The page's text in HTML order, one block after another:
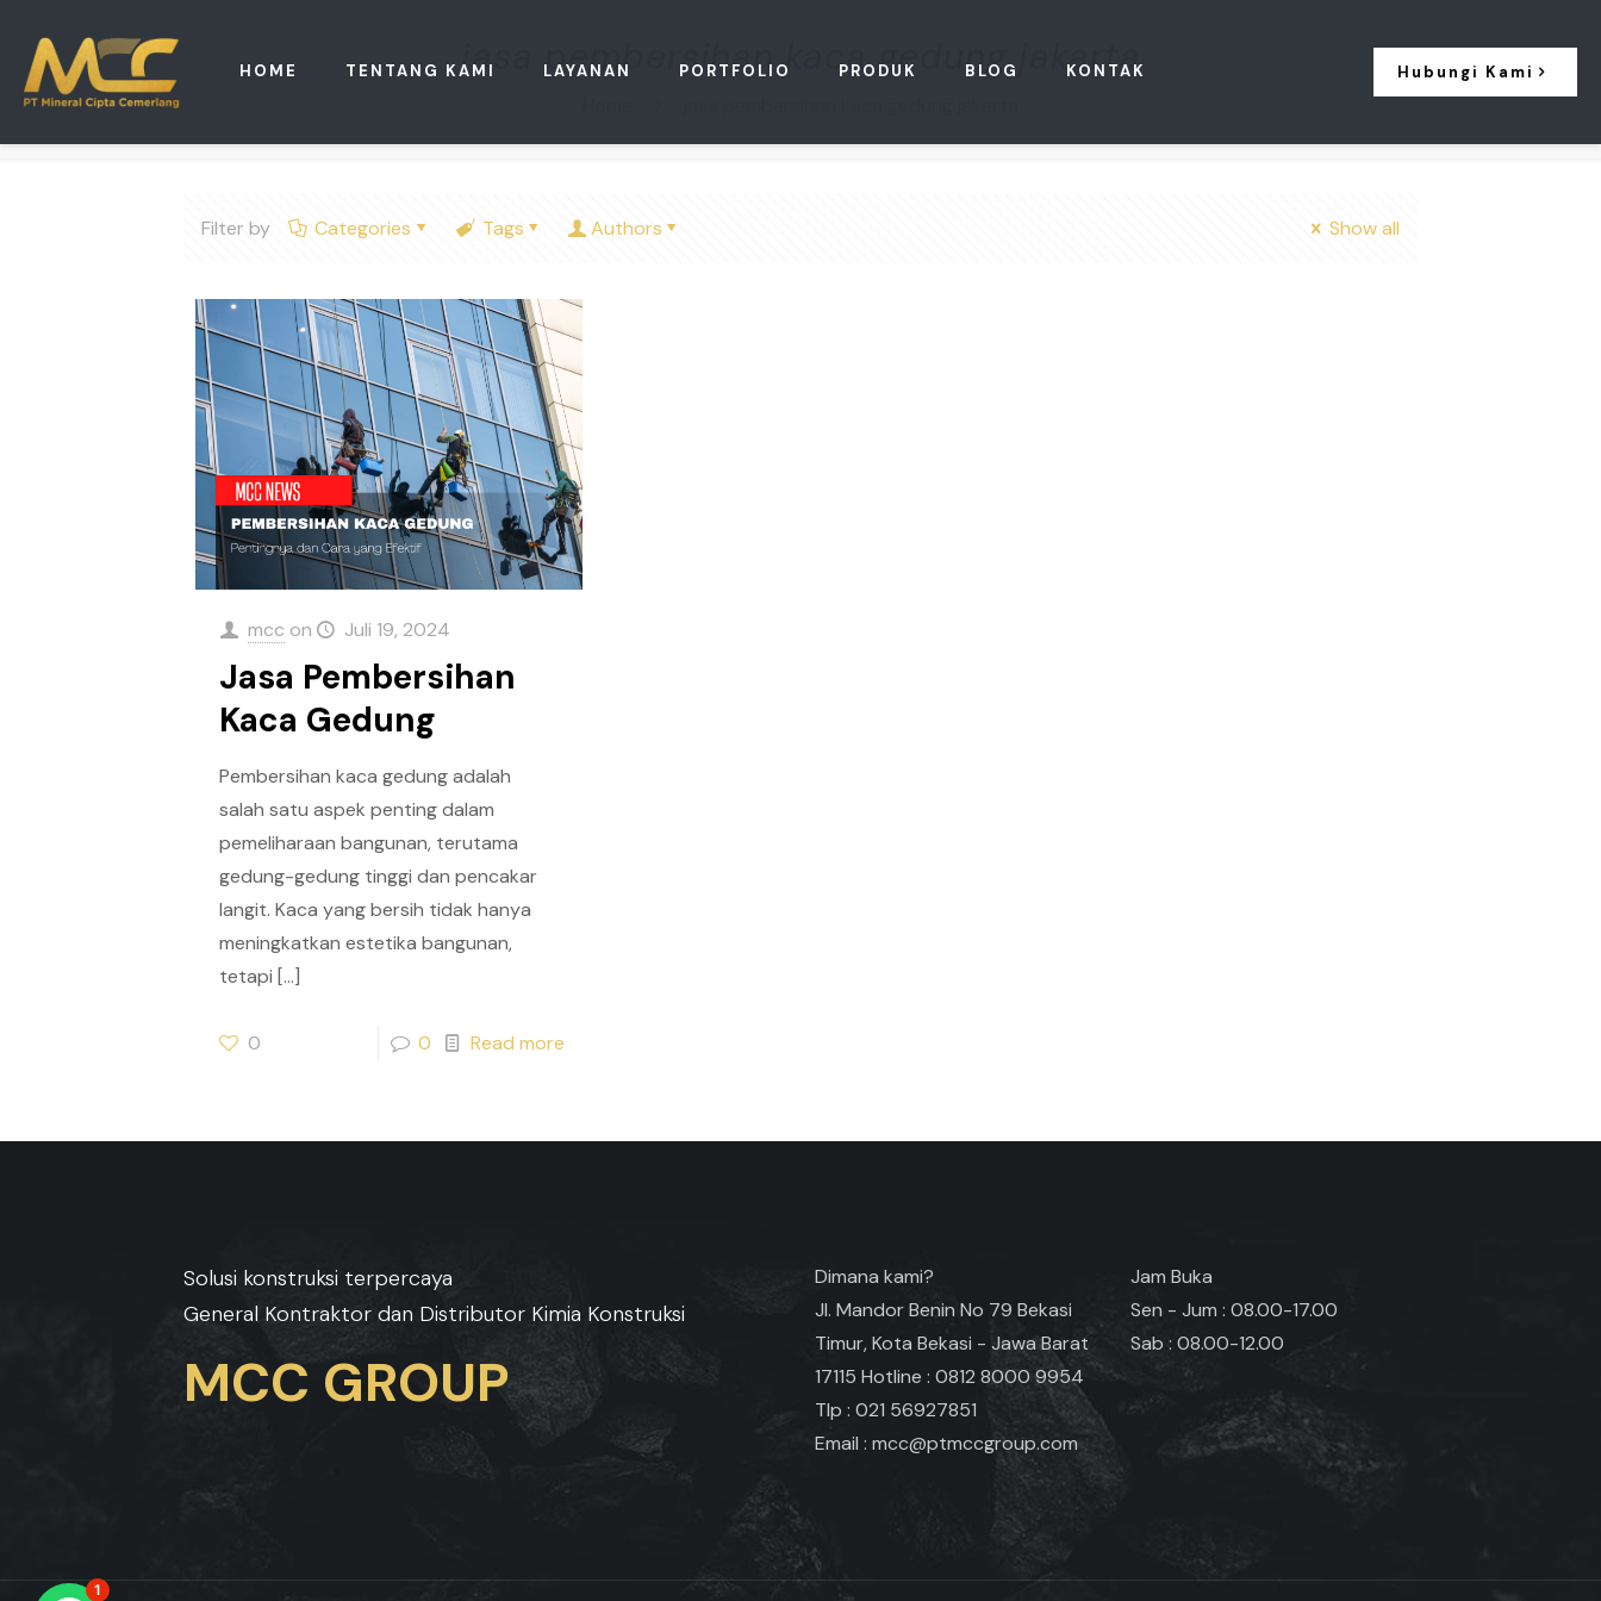
HOME TENTANG KAMI LAYANAN PORTFOLIO PRODUK BLOG KONTAK Hubungi Kami
jasa pembersihan kaca gedung jakarta
Filter by Categories Tags Authors Show all
mcc on Juli 19, 2024
Jasa Pembersihan
Kaca Gedung
Pembersihan kaca gedung adalah
salah satu aspek penting dalam
pemeliharaan bangunan, terutama
gedung-gedung tinggi dan pencakar
langit. Kaca yang bersih tidak hanya
meningkatkan estetika bangunan,
tetapi […]
0 0 Read more
Solusi konstruksi terpercaya
General Kontraktor dan Distributor Kimia Konstruksi
MCC GROUP
Dimana kami?
Jl. Mandor Benin No 79 Bekasi
Timur, Kota Bekasi - Jawa Barat
17115 Hotline : 0812 8000 9954
Tlp : 021 56927851
Email : mcc@ptmccgroup.com
Jam Buka
Sen - Jum : 08.00-17.00
Sab : 08.00-12.00
1